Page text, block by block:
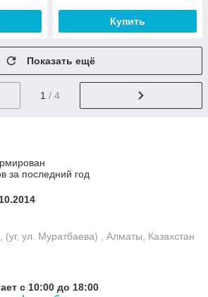
Купить
Показать ещё
1 / 4
за последний год
(уг, ул. Муратбаева) , Алматы, Казахстан
с 10:00 до 18:00